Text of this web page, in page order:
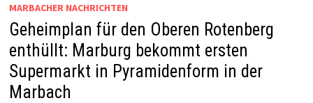
MARBACHER NACHRICHTEN
Geheimplan für den Oberen Rotenberg
enthüllt: Marburg bekommt ersten
Supermarkt in Pyramidenform in der
Marbach